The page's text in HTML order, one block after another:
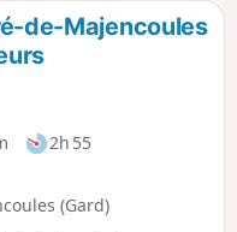
de-Majencoules
2h 55
(Gard)